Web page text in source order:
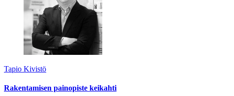
Tapio Kivistö
Rakentamisen painopiste keikahti